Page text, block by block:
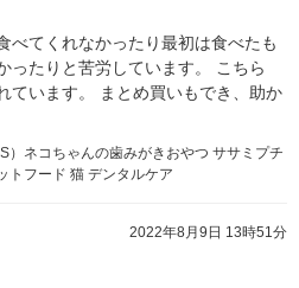
べてくれなかったり最初は食べたも
ったりと苦労しています。 こちら
ています。 まとめ買いもでき、助か
）ネコちゃんの歯みがきおやつ ササミプチ
トフード 猫 デンタルケア
2022年8月9日 13時51分